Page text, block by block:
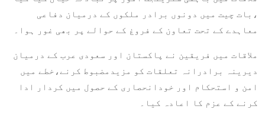
،بات چیت میں دونوں برادر ملکوں کے درمیان دفاعی
معاہدے کے تحت تعاون کے فروغ کے حوالے پر بھی غور ہوا۔
ملاقات میں فریقین نے پاکستان اور سعودی عرب کے درمیان
دیرینہ برادرانہ تعلقات کو مزیدمضبوط کرنے،خطے میں
امن و استحکام اور خودانحصاری کے حصول میں کردار ادا
کرنے کے عزم کا اعادہ کیا۔